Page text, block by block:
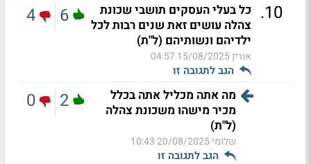
10
. כל בעלי העסקים תושבי שכונת
צהלה עושים זאת שנים רבות לכל
ילדיהם ונשותיהם (ל"ת)
אורין15/08/2025 04:57
הגב לתגובה זו
6
4
מה אתה מכליל אתה בכלל
מכיר מישהו משכונת צהלה
(ל"ת)
שלומי20/08/2025 10:43
הגב לתגובה זו
2
0